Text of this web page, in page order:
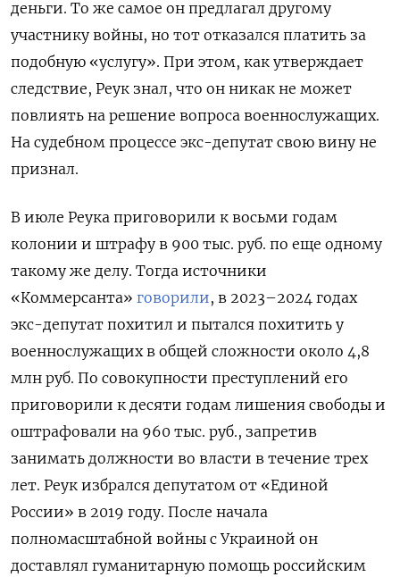
деньги. То же самое он предлагал другому
участнику войны, но тот отказался платить за
подобную «услугу». При этом, как утверждает
следствие, Реук знал, что он никак не может
повлиять на решение вопроса военнослужащих.
На судебном процессе экс-депутат свою вину не
признал.
В июле Реука приговорили к восьми годам
колонии и штрафу в 900 тыс. руб. по еще одному
такому же делу. Тогда источники
«Коммерсанта» говорили, в 2023–2024 годах
экс-депутат похитил и пытался похитить у
военнослужащих в общей сложности около 4,8
млн руб. По совокупности преступлений его
приговорили к десяти годам лишения свободы и
оштрафовали на 960 тыс. руб., запретив
занимать должности во власти в течение трех
лет. Реук избрался депутатом от «Единой
России» в 2019 году. После начала
полномасштабной войны с Украиной он
доставлял гуманитарную помощь российским